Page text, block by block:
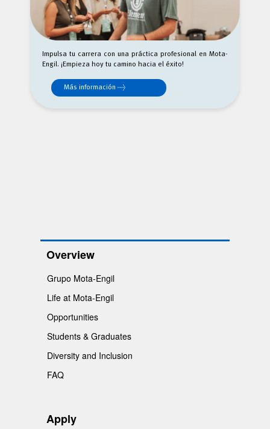
Impulsa tu carrera con una práctica profesional en Mota-
Engil. ¡Empieza hoy tu camino hacia el éxito!
Más información →
Overview
Grupo Mota-Engil
Life at Mota-Engil
Opportunities
Students & Graduates
Diversity and Inclusion
FAQ
Apply